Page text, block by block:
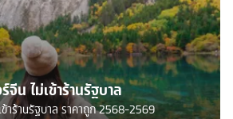
จีน ไม่เข้าร้านรัฐบาล
ข้าร้านรัฐบาล ราคาถูก 2568-2569